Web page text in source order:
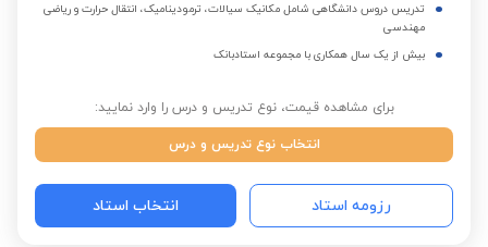
تدریس دروس دانشگاهی شامل مکانیک سیالات، ترمودینامیک، انتقال حرارت و ریاضی
مهندسی
بیش از یک سال همکاری با مجموعه استادبانک
برای مشاهده قیمت، نوع تدریس و درس را وارد نمایید:
انتخاب نوع تدریس و درس
رزومه استاد انتخاب استاد